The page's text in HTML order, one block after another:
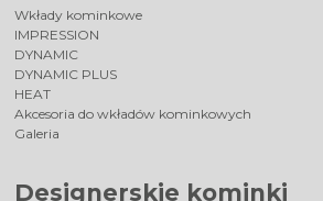
Wkłady kominkowe
IMPRESSION
DYNAMIC
DYNAMIC PLUS
HEAT
Akcesoria do wkładów kominkowych
Galeria
Designerskie kominki